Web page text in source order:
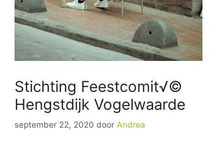
Stichting Feestcomit√©
Hengstdijk Vogelwaarde
september 22, 2020 door Andrea